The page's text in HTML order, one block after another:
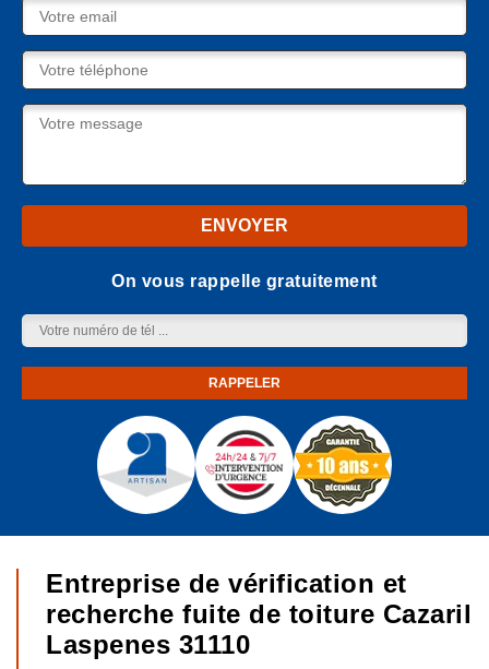
On vous rappelle gratuitement
Entreprise de vérification et
recherche fuite de toiture Cazaril
Laspenes 31110